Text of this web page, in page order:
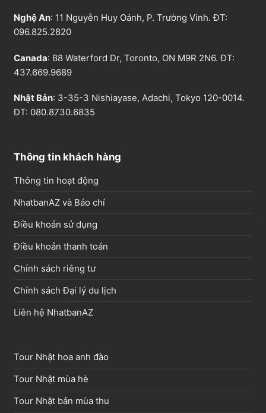
Nghệ An: 11 Nguyễn Huy Oánh, P. Trường Vinh. ĐT:
096.825.2820
Canada: 88 Waterford Dr, Toronto, ON M9R 2N6. ĐT:
437.669.9689
Nhật Bản: 3-35-3 Nishiayase, Adachi, Tokyo 120-0014.
ĐT: 080.8730.6835
Thông tin khách hàng
Thông tin hoạt động
NhatbanAZ và Báo chí
Điều khoản sử dụng
Điều khoản thanh toán
Chính sách riêng tư
Chính sách Đại lý du lịch
Liên hệ NhatbanAZ
Tour Nhật hoa anh đào
Tour Nhật mùa hè
Tour Nhật bản mùa thu